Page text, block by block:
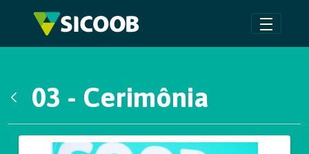
Pular para o Conteúdo principal
03 - Cerimônia
Galeria de Mídias